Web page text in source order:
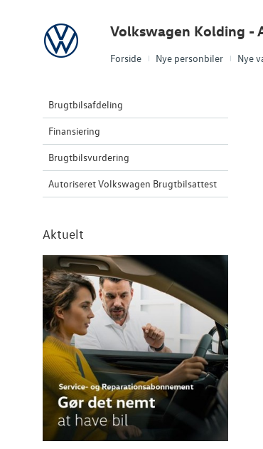
Forside Nye personbiler Nye
Volkswagen Volkswagen Kolding -
Brugtbilsafdeling
Finansiering
Brugtbilsvurdering
Autoriseret Volkswagen Brugtbilsattest
Aktuelt